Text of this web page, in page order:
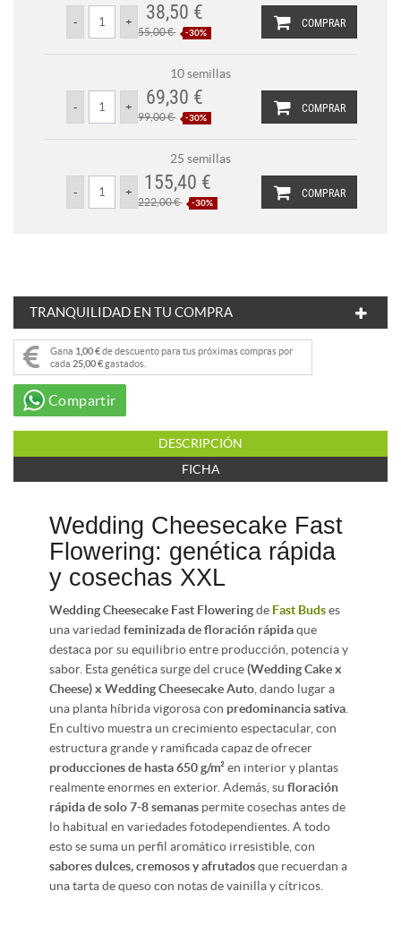
COMPRAR
38,50 €
55,00 € -30%
10 semillas
COMPRAR
69,30 €
99,00 € -30%
25 semillas
COMPRAR
155,40 €
222,00 € -30%
TRANQUILIDAD EN TU COMPRA
Gana 1,00 €de descuento para tus próximas compras por
cada 25,00 €gastados.
Compartir
DESCRIPCIÓN
FICHA
Wedding Cheesecake Fast
Flowering: genética rápida
y cosechas XXL
Wedding Cheesecake Fast Floweringde Fast Budses
una variedad feminizada de floración rápidaque
destaca por su equilibrio entre producción, potencia y
sabor. Esta genética surge del cruce(Wedding Cake x
Cheese) x Wedding Cheesecake Auto, dando lugar a
una planta híbrida vigorosa con predominancia sativa.
En cultivo muestra un crecimiento espectacular, con
estructura grande y ramificada capaz de ofrecer
producciones de hasta 650 g/m²en interior y plantas
realmente enormes en exterior. Además, su floración
rápida de solo 7-8 semanas permite cosechas antes de
lo habitual en variedades fotodependientes. A todo
esto se suma un perfil aromático irresistible, con
sabores dulces, cremosos y afrutadosque recuerdan a
una tarta de queso con notas de vainilla y cítricos.